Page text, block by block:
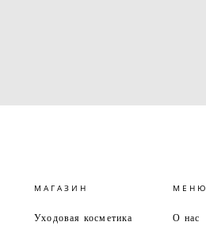
МАГАЗИН
Уходовая косметика
МЕНЮ
О нас